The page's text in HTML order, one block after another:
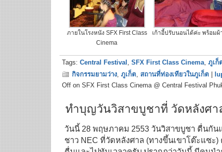
ภายในโรงหนัง SFX First Class
Cinema
เก้าอี้ปรับนอนได้ค่ะ พร้อม
Tags: Central Festival , SFX First Class Cinema, ภูเก็
กิจกรรมยามว่าง, ภูเก็ต, สถานที่ท่องเทียวในภูเก็ต
Off on SFX First Class Cinema @ Central Festival
ทำบุญวันวิสาขบูชาที่ วัดหลังศา
วันนี้ 28 พฤษภาคม 2553 วันวิสาขบูชา ตื่นกัน
ชาว NEC ที่วัดหลังศาล (ทางขึ้นเขาโต๊ะแซะ)